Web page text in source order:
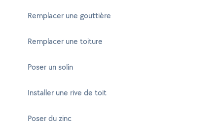
Remplacer une gouttière
Remplacer une toiture
Poser un solin
Installer une rive de toit
Poser du zinc